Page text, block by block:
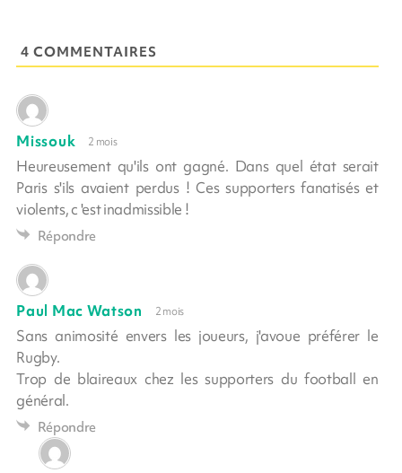
4 COMMENTAIRES
Missouk 2 mois
Heureusement qu'ils ont gagné. Dans quel état serait
Paris s'ils avaient perdus ! Ces supporters fanatisés et
violents, c 'est inadmissible !
Répondre
Paul Mac Watson 2 mois
Sans animosité envers les joueurs, j'avoue préférer le
Rugby.
Trop de blaireaux chez les supporters du football en
général.
Répondre